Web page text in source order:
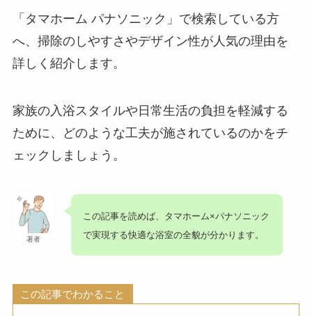
「タマホーム パナソニック」で検索している方
へ、掃除のしやすさやデザイン性が人気の理由を
詳しく紹介します。
家族の入浴スタイルや日常生活の負担を軽減する
ために、どのような工夫が施されているのかをチ
ェックしましょう。
著者
この記事を読めば、 タマホーム×パナソニック
で実現する快適な浴室の全貌が分かります。
この記事でわかること